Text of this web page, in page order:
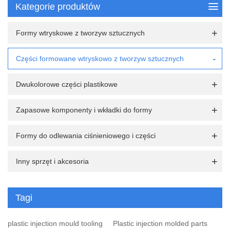
Kategorie produktów
Formy wtryskowe z tworzyw sztucznych
Części formowane wtryskowo z tworzyw sztucznych
Dwukolorowe części plastikowe
Zapasowe komponenty i wkładki do formy
Formy do odlewania ciśnieniowego i części
Inny sprzęt i akcesoria
Tagi
plastic injection mould tooling
Plastic injection molded parts